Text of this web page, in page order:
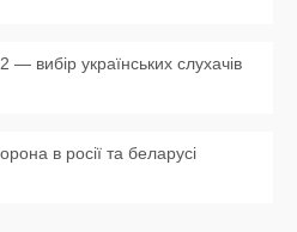
— вибір українських слухачів
в росії та беларусі